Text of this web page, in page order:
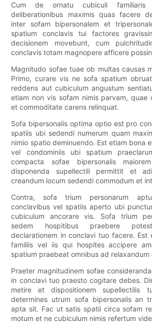
Cum de ornatu cubiculi
deliberationibus maximis quas facere
inter sofam bipersonalem et
spatium conclavis tui factores
decisionem movebunt, cum
conclavis totam magnopere afficere
Magnitudo sofae tuae ob multas causas
Primo, curare vis ne sofa spatium
reddens aut cubiculum angustum
etiam non vis sofam nimis parvam, quae
et commoditate carens relinquat.
Sofa bipersonalis optima optio est pro
spatiis ubi sedendi numerum quam
nimio spatio deminuendo. Est etiam bona
vel condominiis ubi spatium
compacta sofae bipersonalis
disponenda supellectili permittit et
creandum locum sedendi commodum et
Contra, sofa trium personarum
conclavibus vel spatiis aperto ubi
cubiculum ancorare vis. Sofa trium
sedem hospitibus praebere
declarationem in conclavi tuo facere. Est
familiis vel iis qui hospites accipere
spatium praebeat omnibus ad relaxandum
Praeter magnitudinem sofae
in conclavi tuo praesto cogitare debes.
metire et dispositionem supellectilis
determines utrum sofa bipersonalis an
apta sit. Fac ut satis spatii circa sofam
motum et ne cubiculum nimis refertum